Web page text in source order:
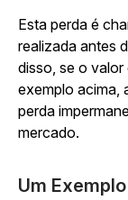
Esta perda é
realizada antes
disso, se o
exemplo acima,
perda
mercado.
Um